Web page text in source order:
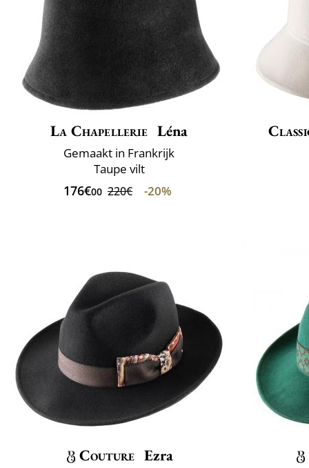
La Chapellerie Léna
Gemaakt in Frankrijk
Taupe vilt
176€00 220€ -20%
Couture Ezra